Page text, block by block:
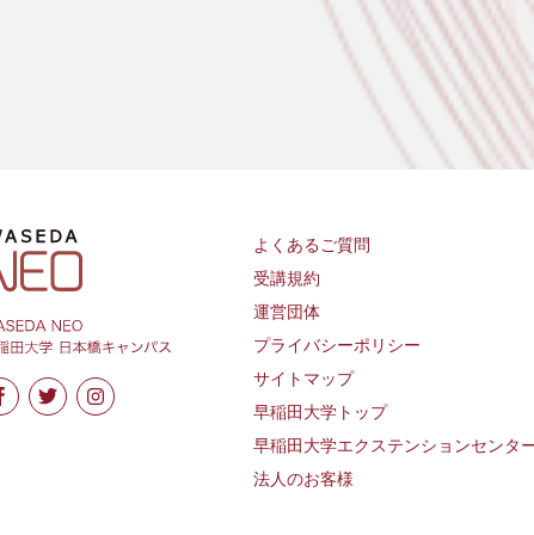
よくあるご質問
受講規約
運営団体
プライバシーポリシー
サイトマップ
早稲田大学トップ
早稲田大学エクステンションセンタ
法人のお客様